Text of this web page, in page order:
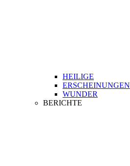
HEILIGE
ERSCHEINUNGEN
WUNDER
BERICHTE